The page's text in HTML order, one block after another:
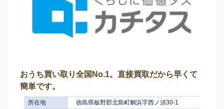
おうち買い取り全国No.1。直接買取だから早くて
簡単です。
所在地
徳島県板野郡北島町鯛浜字西ノ須30-1